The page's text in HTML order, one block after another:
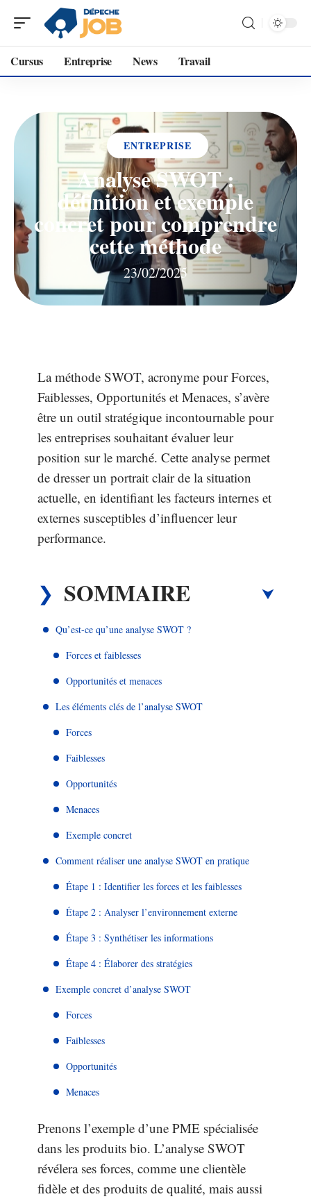
Cursus Entreprise News Travail
ENTREPRISE
Analyse SWOT :
définition et exemple
concret pour comprendre
cette méthode
23/02/2025
La méthode SWOT, acronyme pour Forces,
Faiblesses, Opportunités et Menaces, s’avère
être un outil stratégique incontournable pour
les entreprises souhaitant évaluer leur
position sur le marché. Cette analyse permet
de dresser un portrait clair de la situation
actuelle, en identifiant les facteurs internes et
externes susceptibles d’influencer leur
performance.
SOMMAIRE
Qu’est-ce qu’une analyse SWOT ?
Forces et faiblesses
Opportunités et menaces
Les éléments clés de l’analyse SWOT
Forces
Faiblesses
Opportunités
Menaces
Exemple concret
Comment réaliser une analyse SWOT en pratique
Étape 1 : Identifier les forces et les faiblesses
Étape 2 : Analyser l’environnement externe
Étape 3 : Synthétiser les informations
Étape 4 : Élaborer des stratégies
Exemple concret d’analyse SWOT
Forces
Faiblesses
Opportunités
Menaces
Prenons l’exemple d’une PME spécialisée
dans les produits bio. L’analyse SWOT
révélera ses forces, comme une clientèle
fidèle et des produits de qualité, mais aussi